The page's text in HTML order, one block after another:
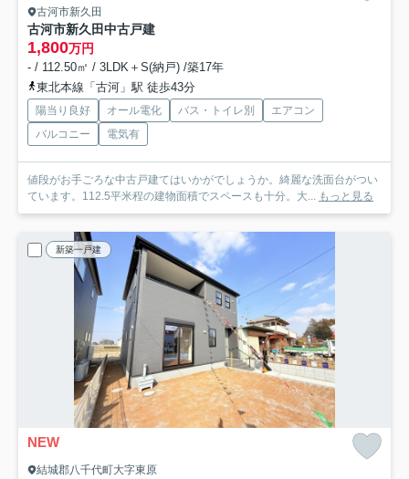
古河市新久田
古河市新久田中古戸建
1,800万円
- / 112.50㎡ / 3LDK＋S(納戸) /築17年
東北本線「古河」駅 徒歩43分
陽当り良好 オール電化 バス・トイレ別
エアコン
バルコニー
電気有
値段がお手ごろな中古戸建てはいかがでしょうか。綺麗な洗面台がつい
ています。112.5平米程の建物面積でスペースも十分。大... もっと見る
新築一戸建
NEW
結城郡八千代町大字東原